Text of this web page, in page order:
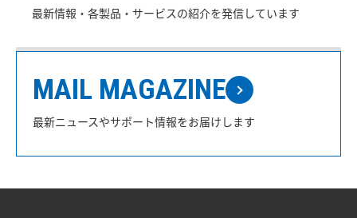
最新情報・各製品・サービスの紹介を発信しています
MAIL MAGAZINE
最新ニュースやサポート情報をお届けします